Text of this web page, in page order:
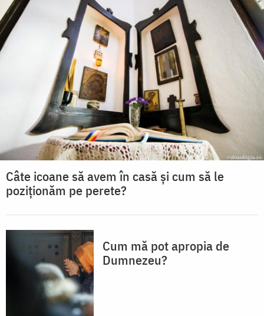
Câte icoane să avem în casă și cum să le
poziționăm pe perete?
Cum mă pot apropia de
Dumnezeu?